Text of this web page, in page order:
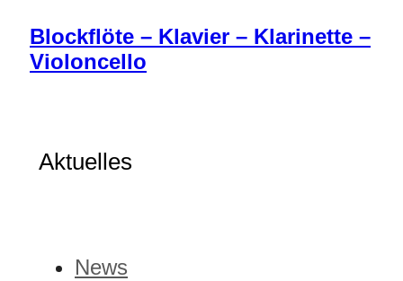
Blockflöte – Klavier – Klarinette –
Violoncello
Aktuelles
News